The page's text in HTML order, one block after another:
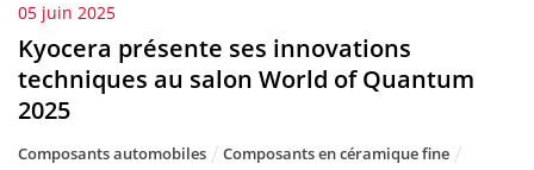
05 juin 2025
Kyocera présente ses innovations
techniques au salon World of Quantum
2025
Composants automobiles
Composants en céramique fine